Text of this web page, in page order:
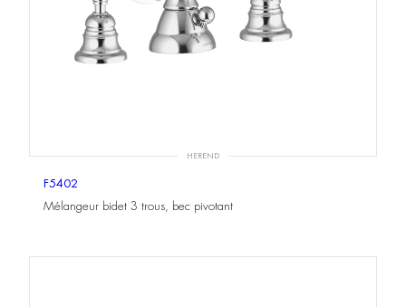
HEREND
F5402
Mélangeur bidet 3 trous, bec pivotant